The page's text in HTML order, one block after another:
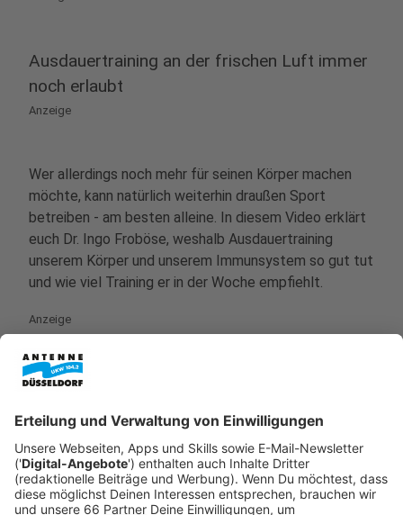
Ausdauertraining an der frischen Luft immer
noch erlaubt
Anzeige
Wer allerdings noch mehr für seinen Körper machen
möchte, kann natürlich weiterhin draußen Sport
betreiben - am besten alleine. In diesem Video erklärt
euch Dr. Ingo Froböse, weshalb Ausdauertraining
unserem Körper und unserem Immunsystem so gut tut
und wie viel Training er in der Woche empfiehlt.
Anzeige
Zustimmung, um den Vimeo-
Service zu laden!
Wir verwenden einen Service eines
Drittanbieters, um Videoinhalte